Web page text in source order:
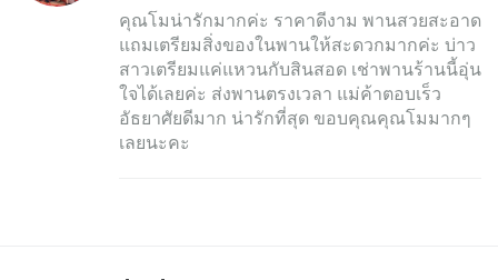
คุณโมน่ารักมากค่ะ ราคาดีงาม พานสวยสะอาด
แถมเตรียมสิ่งของในพานให้สะดวกมากค่ะ บ่าว
สาวเตรียมแค่แหวนกับสินสอด เช่าพานร้านนี้อุ่น
ใจได้เลยค่ะ ส่งพานตรงเวลา แม่ค้าตอบเร็ว
อัธยาศัยดีมาก น่ารักที่สุด ขอบคุณคุณโมมากๆ
เลยนะคะ